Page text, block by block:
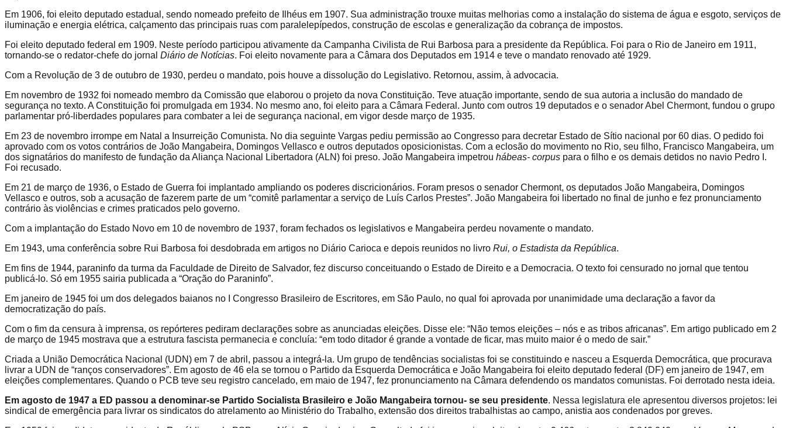
Em 1906, foi eleito deputado estadual, sendo nomeado prefeito de Ilhéus em 1907. Sua administração trouxe muitas melhorias como a instalação do sistema de água e esgoto, serviços de
iluminação e energia elétrica, calçamento das principais ruas com paralelepípedos, construção de escolas e generalização da cobrança de impostos.
Foi eleito deputado federal em 1909. Neste período participou ativamente da Campanha Civilista de Rui Barbosa para a presidente da República. Foi para o Rio de Janeiro em 1911,
tornando-se o redator-chefe do jornal Diário de Notícias. Foi eleito novamente para a Câmara dos Deputados em 1914 e teve o mandato renovado até 1929.
Com a Revolução de 3 de outubro de 1930, perdeu o mandato, pois houve a dissolução do Legislativo. Retornou, assim, à advocacia.
Em novembro de 1932 foi nomeado membro da Comissão que elaborou o projeto da nova Constituição. Teve atuação importante, sendo de sua autoria a inclusão do mandado de
segurança no texto. A Constituição foi promulgada em 1934. No mesmo ano, foi eleito para a Câmara Federal. Junto com outros 19 deputados e o senador Abel Chermont, fundou o grupo
parlamentar pró-liberdades populares para combater a lei de segurança nacional, em vigor desde março de 1935.
Em 23 de novembro irrompe em Natal a Insurreição Comunista. No dia seguinte Vargas pediu permissão ao Congresso para decretar Estado de Sítio nacional por 60 dias. O pedido foi
aprovado com os votos contrários de João Mangabeira, Domingos Vellasco e outros deputados oposicionistas. Com a eclosão do movimento no Rio, seu filho, Francisco Mangabeira, um
dos signatários do manifesto de fundação da Aliança Nacional Libertadora (ALN) foi preso. João Mangabeira impetrou hábeas- corpus para o filho e os demais detidos no navio Pedro I.
Foi recusado.
Em 21 de março de 1936, o Estado de Guerra foi implantado ampliando os poderes discricionários. Foram presos o senador Chermont, os deputados João Mangabeira, Domingos
Vellasco e outros, sob a acusação de fazerem parte de um “comitê parlamentar a serviço de Luís Carlos Prestes”. João Mangabeira foi libertado no final de junho e fez pronunciamento
contrário às violências e crimes praticados pelo governo.
Com a implantação do Estado Novo em 10 de novembro de 1937, foram fechados os legislativos e Mangabeira perdeu novamente o mandato.
Em 1943, uma conferência sobre Rui Barbosa foi desdobrada em artigos no Diário Carioca e depois reunidos no livro Rui, o Estadista da República.
Em fins de 1944, paraninfo da turma da Faculdade de Direito de Salvador, fez discurso conceituando o Estado de Direito e a Democracia. O texto foi censurado no jornal que tentou
publicá-lo. Só em 1955 sairia publicada a “Oração do Paraninfo”.
Em janeiro de 1945 foi um dos delegados baianos no I Congresso Brasileiro de Escritores, em São Paulo, no qual foi aprovada por unanimidade uma declaração a favor da
democratização do país.
Com o fim da censura à imprensa, os repórteres pediram declarações sobre as anunciadas eleições. Disse ele: “Não temos eleições – nós e as tribos africanas”. Em artigo publicado em 2
de março de 1945 mostrava que a estrutura fascista permanecia e concluía: “em todo ditador é grande a vontade de ficar, mas muito maior é o medo de sair.”
Criada a União Democrática Nacional (UDN) em 7 de abril, passou a integrá-la. Um grupo de tendências socialistas foi se constituindo e nasceu a Esquerda Democrática, que procurava
livrar a UDN de “ranços conservadores”. Em agosto de 46 ela se tornou o Partido da Esquerda Democrática e João Mangabeira foi eleito deputado federal (DF) em janeiro de 1947, em
eleições complementares. Quando o PCB teve seu registro cancelado, em maio de 1947, fez pronunciamento na Câmara defendendo os mandatos comunistas. Foi derrotado nesta ideia.
Em agosto de 1947 a ED passou a denominar-se Partido Socialista Brasileiro e João Mangabeira tornou- se seu presidente. Nessa legislatura ele apresentou diversos projetos: lei
sindical de emergência para livrar os sindicatos do atrelamento ao Ministério do Trabalho, extensão dos direitos trabalhistas ao campo, anistia aos condenados por greves.